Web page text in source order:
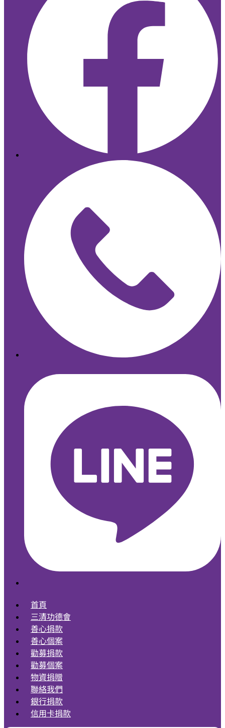
首頁
三清功德會
善心捐款
善心個案
勸募捐款
勸募個案
物資捐贈
聯絡我們
銀行捐款
信用卡捐款